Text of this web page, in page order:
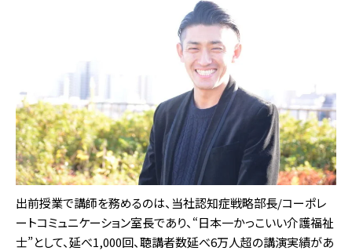
出前授業で講師を務めるのは、当社認知症戦略部長/コーポレ
ートコミュニケーション室長であり、“日本一かっこいい介護福祉
士”として、延べ1,000回、聴講者数延べ6万人超の講演実績があ